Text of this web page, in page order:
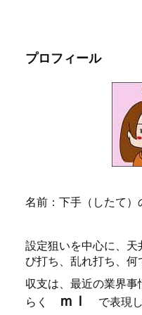
プロフィール
名前：下手（したて）
設定狙いを中心に、
び打ち、乱れ打ち、何
収支は、最近の業界
らく
ｍｌ
で表現し